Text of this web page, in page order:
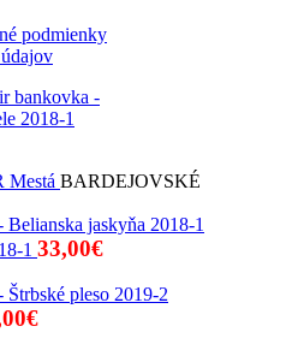
podmienky
Mestá BARDEJOVSKÉ
1 33,00€
€